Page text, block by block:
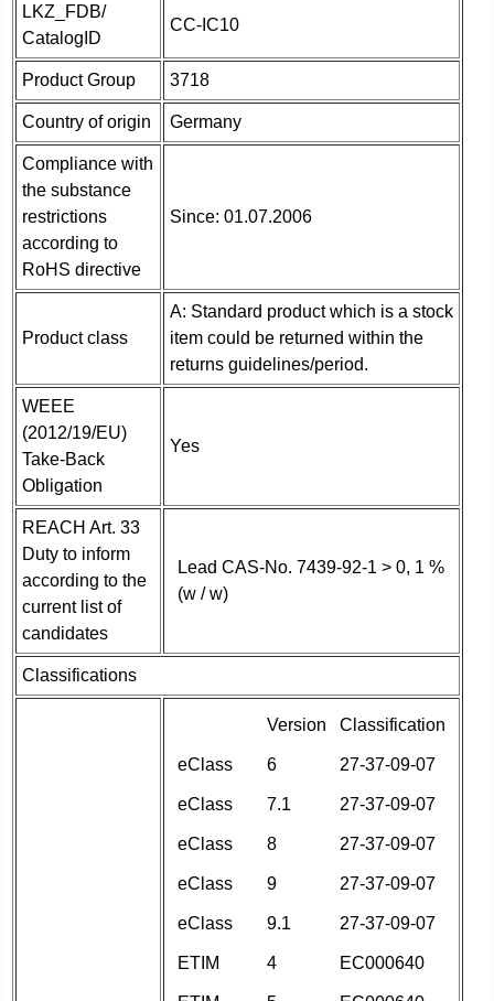
LKZ_FDB/
CatalogID
CC-IC10
Product Group 3718
Country of origin Germany
Compliance with
the substance
restrictions
according to
RoHS directive
Since: 01.07.2006
Product class
A: Standard product which is a stock
item could be returned within the
returns guidelines/period.
WEEE
(2012/19/EU)
Take-Back
Obligation
Yes
REACH Art. 33
Duty to inform
according to the
current list of
candidates
Lead CAS-No. 7439-92-1 > 0, 1 %
(w / w)
Classifications
Version Classification
eClass 6 27-37-09-07
eClass 7.1 27-37-09-07
eClass 8 27-37-09-07
eClass 9 27-37-09-07
eClass 9.1 27-37-09-07
ETIM 4 EC000640